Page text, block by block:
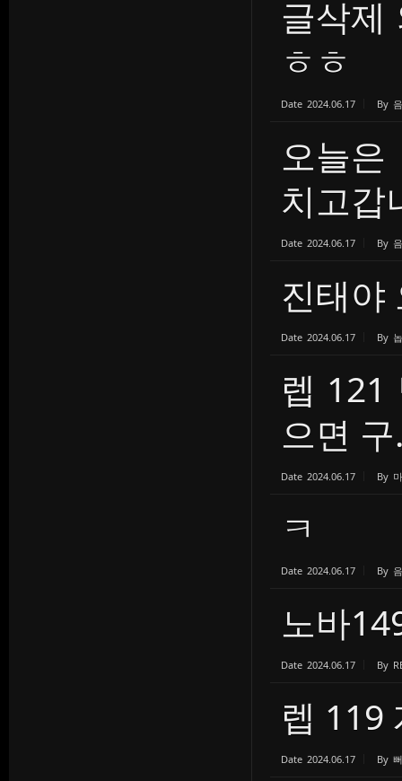
글삭제
ㅎㅎ
Date 2024.06.17 By
오늘
치고갑
Date 2024.06.17 By
진태야
Date 2024.06.17 By
렙 121
으면
Date 2024.06.17 By
ㅋ
Date 2024.06.17 By
노바
Date 2024.06.17 By
렙 119
Date 2024.06.17 By